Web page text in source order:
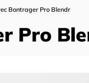
Bontrager Pro Blendr
Pro